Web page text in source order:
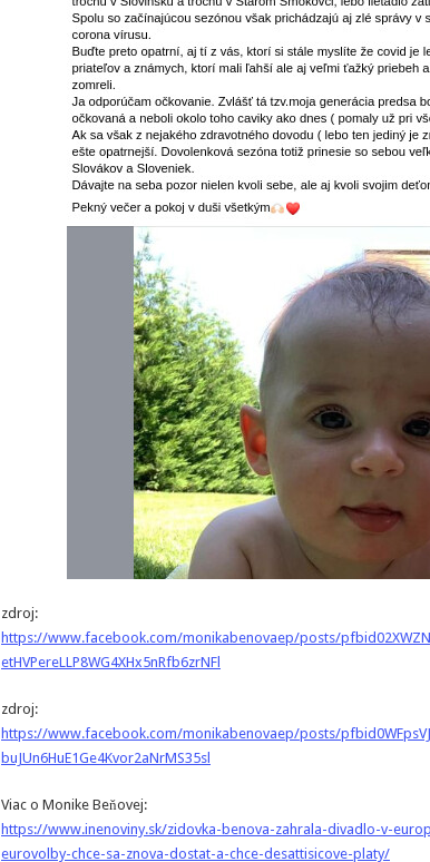
zdroj:
https://www.facebook.com/monikabenovaep/posts/
etHVPereLLP8WG4XHx5nRfb6zrNFl
zdroj:
https://www.facebook.com/monikabenovaep/posts/
buJUn6HuE1Ge4Kvor2aNrMS35sl
Viac o Monike Beňovej:
https://www.inenoviny.sk/zidovka-benova-zahrala-divadlo-v-
eurovolby-chce-sa-znova-dostat-a-chce-desattisicove-platy/